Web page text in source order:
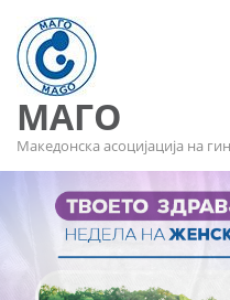
МАГО
Македонска асоцијација на